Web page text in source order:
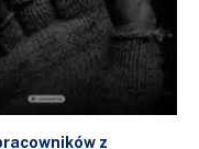
z